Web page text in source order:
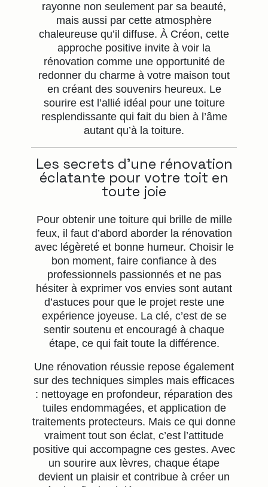
rayonne non seulement par sa beauté,
mais aussi par cette atmosphère
chaleureuse qu’il diffuse. À Créon, cette
approche positive invite à voir la
rénovation comme une opportunité de
redonner du charme à votre maison tout
en créant des souvenirs heureux. Le
sourire est l’allié idéal pour une toiture
resplendissante qui fait du bien à l’âme
autant qu’à la toiture.
Les secrets d’une rénovation
éclatante pour votre toit en
toute joie
Pour obtenir une toiture qui brille de mille
feux, il faut d’abord aborder la rénovation
avec légèreté et bonne humeur. Choisir le
bon moment, faire confiance à des
professionnels passionnés et ne pas
hésiter à exprimer vos envies sont autant
d’astuces pour que le projet reste une
expérience joyeuse. La clé, c’est de se
sentir soutenu et encouragé à chaque
étape, ce qui fait toute la différence.
Une rénovation réussie repose également
sur des techniques simples mais efficaces
: nettoyage en profondeur, réparation des
tuiles endommagées, et application de
traitements protecteurs. Mais ce qui donne
vraiment tout son éclat, c’est l’attitude
positive qui accompagne ces gestes. Avec
un sourire aux lèvres, chaque étape
devient un plaisir et contribue à créer un